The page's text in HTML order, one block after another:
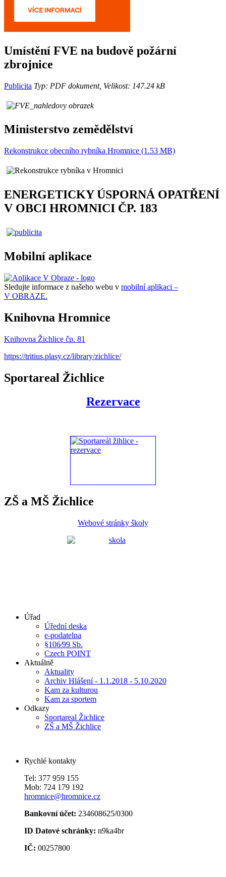
Umístění FVE na budově požární
zbrojnice
Publicita Typ: PDF dokument, Velikost: 147.24 kB
Ministerstvo zemědělství
Rekonstrukce obecního rybníka Hromnice (1.53 MB)
ENERGETICKY ÚSPORNÁ OPATŘENÍ
V OBCI HROMNICI ČP. 183
Mobilní aplikace
Sledujte informace z našeho webu v mobilní aplikaci –
V OBRAZE.
Knihovna Hromnice
Knihovna Žichlice čp. 81
https://tritius.plasy.cz/library/zichlice/
Sportareal Žichlice
Rezervace
ZŠ a MŠ Žichlice
Webové stránky školy
Úřad
Úřední deska
e-podatelna
§106⁄99 Sb.
Czech POINT
Aktuálně
Aktuality
Archiv Hlášení - 1.1.2018 - 5.10.2020
Kam za kulturou
Kam za sportem
Odkazy
Sportareal Žichlice
ZŠ a MŠ Žichlice
Rychlé kontakty
Tel: 377 959 155
Mob: 724 179 192
hromnice@hromnice.cz
Bankovní účet: 234608625/0300
ID Datové schránky: n9ka4br
IČ: 00257800